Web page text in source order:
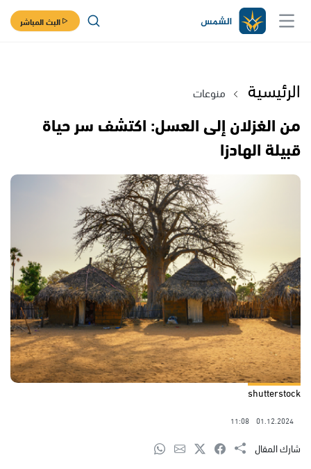
البث المباشر
الرئيسية منوعات
من الغزلان إلى العسل: اكتشف سر حياة
قبيلة الهادزا
shutterstock
01.12.2024
11:08
شارك المقال